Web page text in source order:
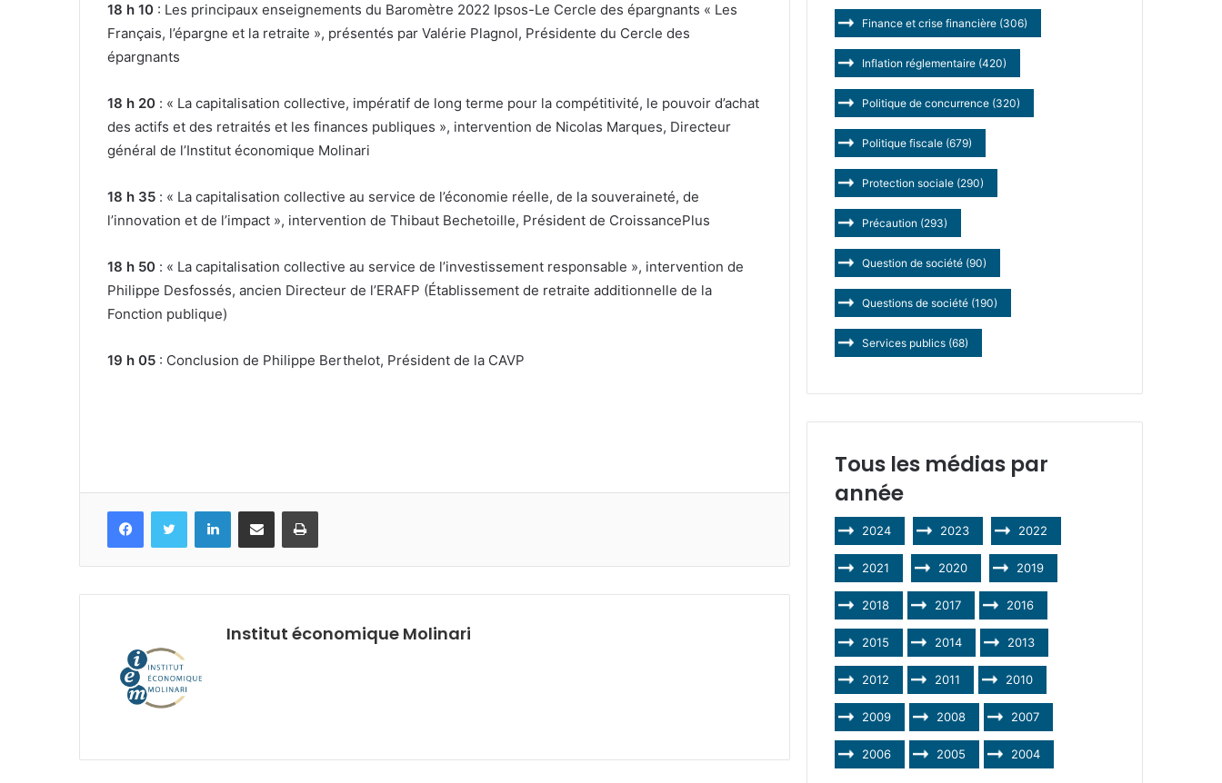
18 h 10 : Les principaux enseignements du Baromètre 2022 Ipsos-Le Cercle des épargnants « Les
Français, l’épargne et la retraite », présentés par Valérie Plagnol, Présidente du Cercle des
épargnants
18 h 20 : « La capitalisation collective, impératif de long terme pour la compétitivité, le pouvoir d’achat
des actifs et des retraités et les finances publiques », intervention de Nicolas Marques, Directeur
général de l’Institut économique Molinari
18 h 35 : « La capitalisation collective au service de l’économie réelle, de la souveraineté, de
l’innovation et de l’impact », intervention de Thibaut Bechetoille, Président de CroissancePlus
18 h 50 : « La capitalisation collective au service de l’investissement responsable », intervention de
Philippe Desfossés, ancien Directeur de l’ERAFP (Établissement de retraite additionnelle de la
Fonction publique)
19 h 05 : Conclusion de Philippe Berthelot, Président de la CAVP
FacebookTwitter LinkedinPartagez par mail Imprimez
Institut économique Molinari
Finance et crise financière (306)
Inflation réglementaire (420)
Politique de concurrence (320)
Politique fiscale (679)
Protection sociale (290)
Précaution (293)
Question de société (90)
Questions de société (190)
Services publics (68)
Tous les médias par
année
2024 2023 2022
2021 2020 2019
2018 2017 2016
2015 2014 2013
2012 2011 2010
2009 2008 2007
2006 2005 2004